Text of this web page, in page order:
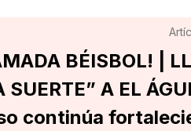
BÉISBOL! |
SUERTE” A EL
continúa